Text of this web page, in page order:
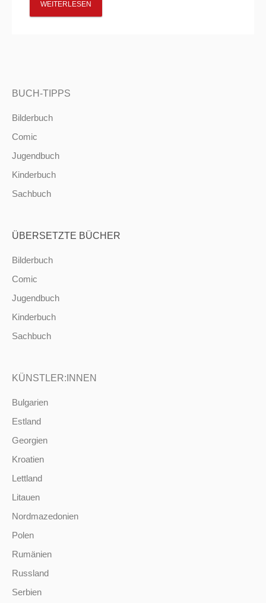
WEITERLESEN
BUCH-TIPPS
Bilderbuch
Comic
Jugendbuch
Kinderbuch
Sachbuch
ÜBERSETZTE BÜCHER
Bilderbuch
Comic
Jugendbuch
Kinderbuch
Sachbuch
KÜNSTLER:INNEN
Bulgarien
Estland
Georgien
Kroatien
Lettland
Litauen
Nordmazedonien
Polen
Rumänien
Russland
Serbien